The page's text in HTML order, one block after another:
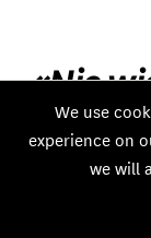
«Nie
En un
publicado
We use
experience on
we will